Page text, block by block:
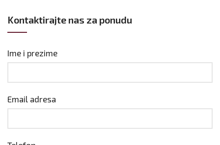
Kontaktirajte nas za ponudu
Ime i prezime
Email adresa